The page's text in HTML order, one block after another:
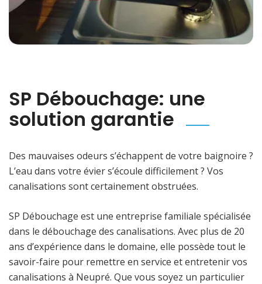
SP Débouchage: une
solution garantie
Des mauvaises odeurs s’échappent de votre baignoire ?
L’eau dans votre évier s’écoule difficilement ? Vos
canalisations sont certainement obstruées.
SP Débouchage est une entreprise familiale spécialisée
dans le débouchage des canalisations. Avec plus de 20
ans d’expérience dans le domaine, elle possède tout le
savoir-faire pour remettre en service et entretenir vos
canalisations à Neupré. Que vous soyez un particulier